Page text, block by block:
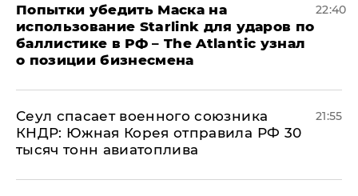
Попытки убедить Маска на
использование Starlink для ударов по
баллистике в РФ – The Atlantic узнал
о позиции бизнесмена
22:40
​Сеул спасает военного союзника
КНДР: Южная Корея отправила РФ 30
тысяч тонн авиатоплива
21:55